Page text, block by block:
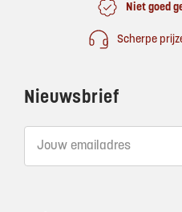
Niet goed
Scherpe
Nieuwsbrief